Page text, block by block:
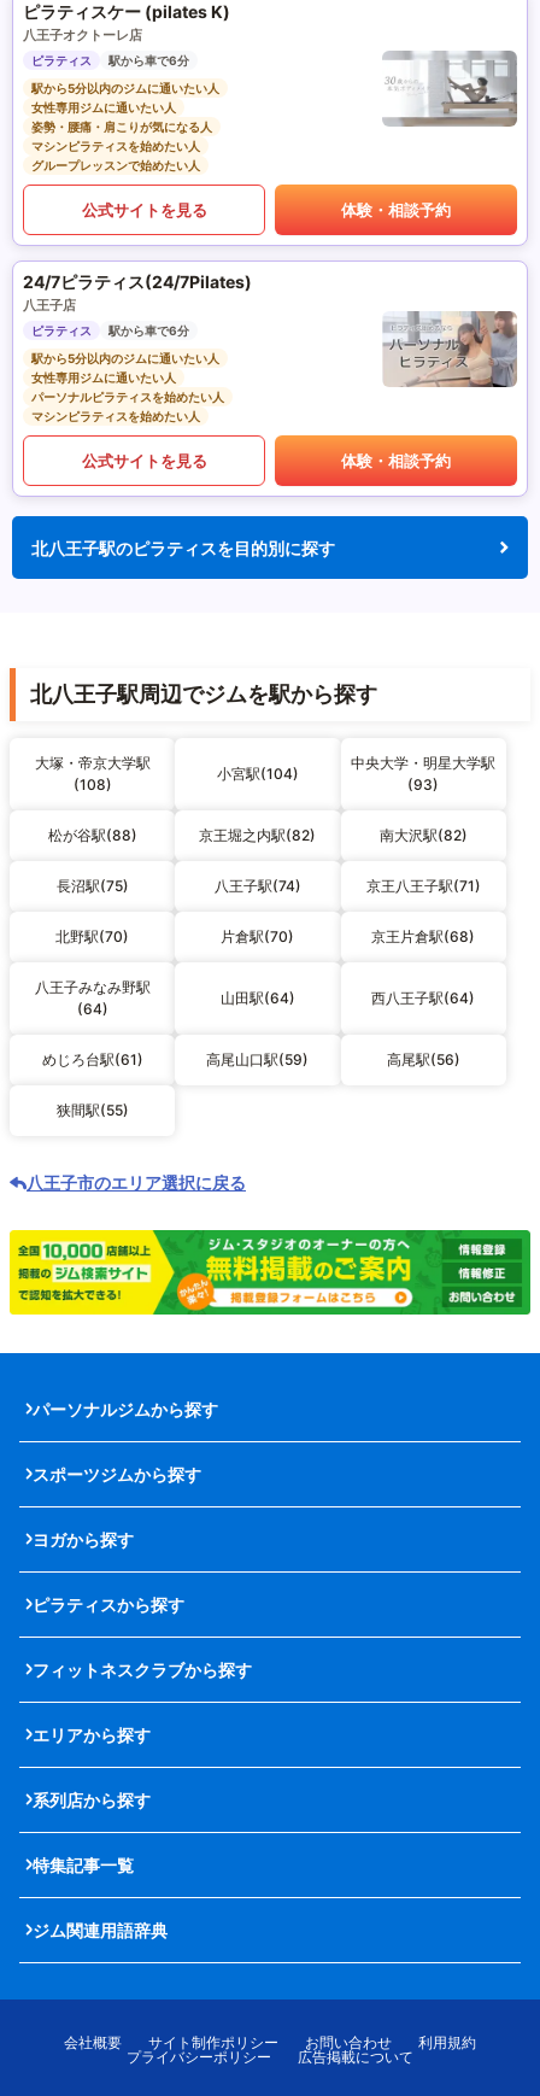
ピラティスケー (pilates K)
八王子オクトーレ店
ピラティス
駅から車で6分
駅から5分以内のジムに通いたい人
女性専用ジムに通いたい人
姿勢・腰痛・肩こりが気になる人
マシンピラティスを始めたい人
グループレッスンで始めたい人
公式サイトを見る 体験・相談予約
24/7ピラティス(24/7Pilates)
八王子店
ピラティス
駅から車で6分
駅から5分以内のジムに通いたい人
女性専用ジムに通いたい人
パーソナルピラティスを始めたい人
マシンピラティスを始めたい人
公式サイトを見る 体験・相談予約
北八王子駅のピラティスを目的別に探す
北八王子駅周辺でジムを駅から探す
大塚・帝京大学駅
(108)
小宮駅(104)
中央大学・明星大学駅
(93)
松が谷駅(88) 京王堀之内駅(82) 南大沢駅(82)
長沼駅(75) 八王子駅(74) 京王八王子駅(71)
北野駅(70) 片倉駅(70) 京王片倉駅(68)
八王子みなみ野駅
(64)
山田駅(64) 西八王子駅(64)
めじろ台駅(61) 高尾山口駅(59) 高尾駅(56)
狭間駅(55)
八王子市のエリア選択に戻る
パーソナルジムから探す
スポーツジムから探す
ヨガから探す
ピラティスから探す
フィットネスクラブから探す
エリアから探す
系列店から探す
特集記事一覧
ジム関連用語辞典
会社概要 サイト制作ポリシー お問い合わせ
利用規約
プライバシーポリシー
広告掲載について